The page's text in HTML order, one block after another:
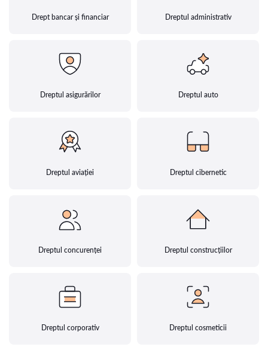
Drept bancar și financiar Dreptul administrativ
Dreptul asigurărilor Dreptul auto
Dreptul aviației Dreptul cibernetic
Dreptul concurenței Dreptul construcțiilor
Dreptul corporativ Dreptul cosmeticii